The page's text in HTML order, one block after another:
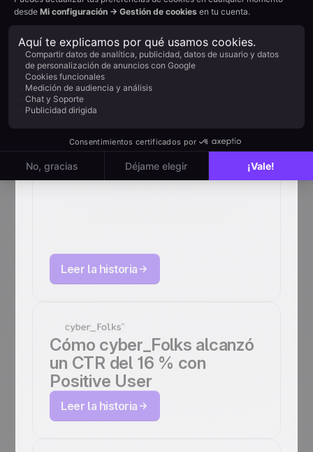
Cómo Centrum Respo
genera el 23 % de sus
ingresos con Positive User
Leer la historia
Cómo LeadFuze
Leer la historia
Cómo cyber_Folks alcanzó
un CTR del 16 % con
Positive User
Leer la historia